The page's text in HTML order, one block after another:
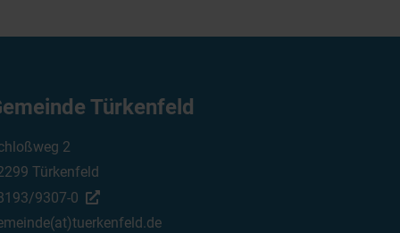
Türkenfeld
2
Türkenfeld
9307-0